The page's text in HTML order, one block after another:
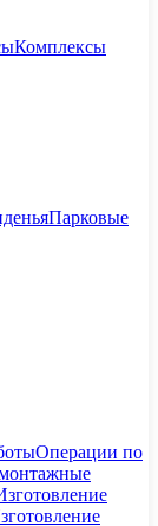
Комплексы
Парковые
Операции по